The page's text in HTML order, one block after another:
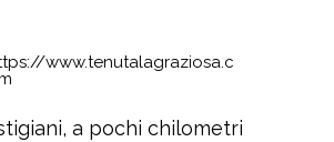
www.tenutalagraziosa.c
a pochi chilometri